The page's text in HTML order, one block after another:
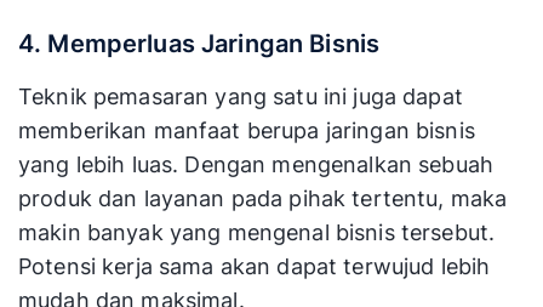
4. Memperluas Jaringan Bisnis
Teknik pemasaran yang satu ini juga dapat
memberikan manfaat berupa jaringan bisnis
yang lebih luas. Dengan mengenalkan sebuah
produk dan layanan pada pihak tertentu, maka
makin banyak yang mengenal bisnis tersebut.
Potensi kerja sama akan dapat terwujud lebih
mudah dan maksimal.